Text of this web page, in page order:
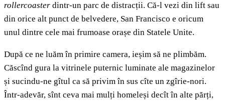
rollercoaster dintr-un parc de distracții. Că-l vezi din lift sau
din orice alt punct de belvedere, San Francisco e oricum
unul dintre cele mai frumoase orașe din Statele Unite.
După ce ne luăm în primire camera, ieșim să ne plimbăm.
Căscînd gura la vitrinele puternic luminate ale magazinelor
și sucindu-ne gîtul ca să privim în sus cîte un zgîrie-nori.
Într-adevăr, sînt ceva mai mulți homeleși decît în alte părți,